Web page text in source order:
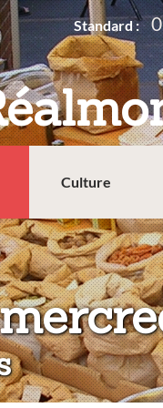
Standard :
Culture